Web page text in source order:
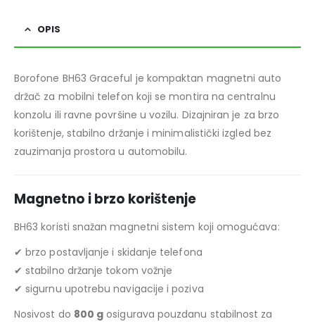
OPIS
Borofone BH63 Graceful je kompaktan magnetni auto
držač za mobilni telefon koji se montira na centralnu
konzolu ili ravne površine u vozilu. Dizajniran je za brzo
korištenje, stabilno držanje i minimalistički izgled bez
zauzimanja prostora u automobilu.
Magnetno i brzo korištenje
BH63 koristi snažan magnetni sistem koji omogućava:
✔ brzo postavljanje i skidanje telefona
✔ stabilno držanje tokom vožnje
✔ sigurnu upotrebu navigacije i poziva
Nosivost do 800 g osigurava pouzdanu stabilnost za